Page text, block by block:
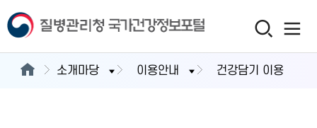
소개마당 이용안내 건강담기 이용